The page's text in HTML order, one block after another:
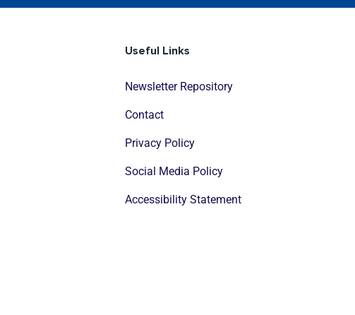
Useful Links
Newsletter Repository
Contact
Privacy Policy
Social Media Policy
Accessibility Statement